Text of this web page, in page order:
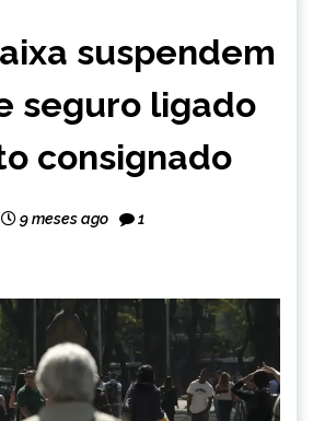
suspendem
seguro ligado
consignado
9 meses ago 1